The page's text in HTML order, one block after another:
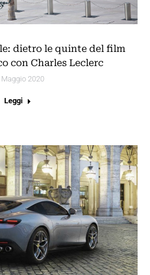
dietro le quinte del film
con Charles Leclerc
Maggio 2020
Leggi